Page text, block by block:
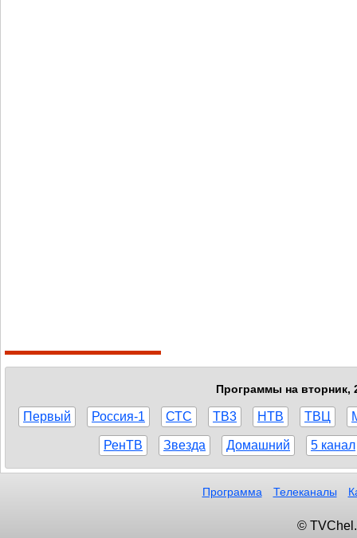
Программы на вторник,
Первый Россия-1 СТС ТВ3 НТВ ТВЦ
РенТВ Звезда Домашний 5 канал
Программа Телеканалы
©